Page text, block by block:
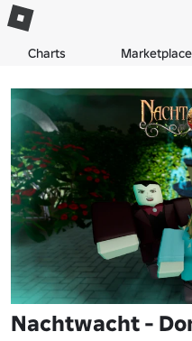
Charts Marketplace
Nachtwacht -